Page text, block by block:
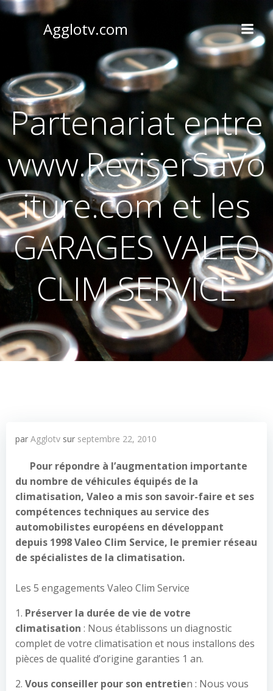
Agglotv.com
Partenariat entre
www.ReviserSaVo
iture.com et les
GARAGES VALEO
CLIM SERVICE
par Agglotv sur septembre 22, 2010
Pour répondre à l’augmentation importante
du nombre de véhicules équipés de la
climatisation, Valeo a mis son savoir-faire et ses
compétences techniques au service des
automobilistes européens en développant
depuis 1998 Valeo Clim Service, le premier réseau
de spécialistes de la climatisation.
Les 5 engagements Valeo Clim Service
1. Préserver la durée de vie de votre
climatisation : Nous établissons un diagnostic
complet de votre climatisation et nous installons des
pièces de qualité d’origine garanties 1 an.
2. Vous conseiller pour son entretien : Nous vous